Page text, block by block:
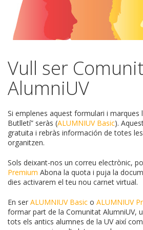
Vull ser
AlumniUV
Si emplenes aquest formulari i marques
Butlletí” seràs (ALUMNIUV Basic).
gratuita i rebràs información de totes les
organitzen.
Sols deixant-nos un correu electrònic,
Premium Abona la quota i puja la
dies activarem el teu nou carnet virtual.
En ser ALUMNIUV Basic o ALUMNIUV
formar part de la Comunitat AlumniUV,
tots els antics alumnes de la UV així